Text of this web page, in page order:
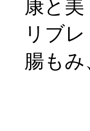
腸も